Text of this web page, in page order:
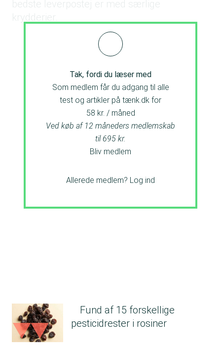
bedste leverpostej er med særlige
krydderier.
Tak, fordi du læser med
Som medlem får du adgang til alle
test og artikler på tænk.dk for
58 kr. / måned
Ved køb af 12 måneders medlemskab
til 695 kr.
Bliv medlem
Allerede medlem? Log ind
Fund af 15 forskellige
pesticidrester i rosiner